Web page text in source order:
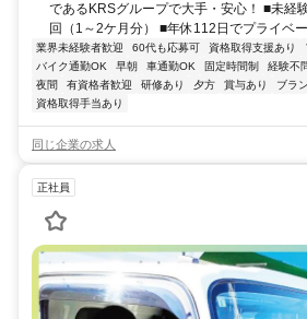
であるKRSグループで大手・安心！ ■未経
回（1～2ケ月分） ■年休112日でプライベ
業界未経験者歓迎 60代も応募可 資格取得支援あり
バイク通勤OK
早朝 車通勤OK 固定時間制 経験不
夜間
有資格者歓迎 研修あり 夕方 賞与あり ブラ
資格取得手当あり
同じ企業の求人
正社員